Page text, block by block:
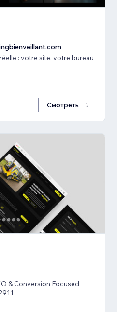
: votre site, votre bureau
Смотреть
& Conversion Focused